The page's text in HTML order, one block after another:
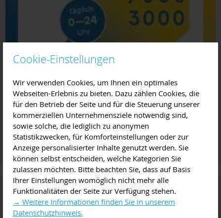
Cookie-Einstellungen
Wir verwenden Cookies, um Ihnen ein optimales
Webseiten-Erlebnis zu bieten. Dazu zählen Cookies, die
für den Betrieb der Seite und für die Steuerung unserer
kommerziellen Unternehmensziele notwendig sind,
sowie solche, die lediglich zu anonymen
Statistikzwecken, für Komforteinstellungen oder zur
Anzeige personalisierter Inhalte genutzt werden. Sie
können selbst entscheiden, welche Kategorien Sie
zulassen möchten. Bitte beachten Sie, dass auf Basis
Ihrer Einstellungen womöglich nicht mehr alle
Funktionalitäten der Seite zur Verfügung stehen.
→ Weitere Informationen finden Sie in unserem
Datenschutzhinweis.
Online-Wegweiser